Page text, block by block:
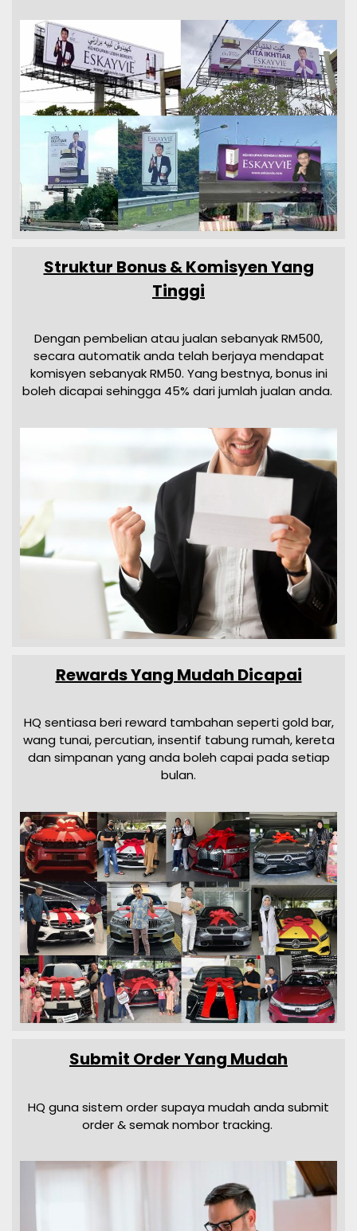
Struktur Bonus & Komisyen Yang
Tinggi
Dengan pembelian atau jualan sebanyak RM500,
secara automatik anda telah berjaya mendapat
komisyen sebanyak RM50. Yang bestnya, bonus ini
boleh dicapai sehingga 45% dari jumlah jualan anda.
Rewards Yang Mudah Dicapai
HQ sentiasa beri reward tambahan seperti gold bar,
wang tunai, percutian, insentif tabung rumah, kereta
dan simpanan yang anda boleh capai pada setiap
bulan.
Submit Order Yang Mudah
HQ guna sistem order supaya mudah anda submit
order & semak nombor tracking.